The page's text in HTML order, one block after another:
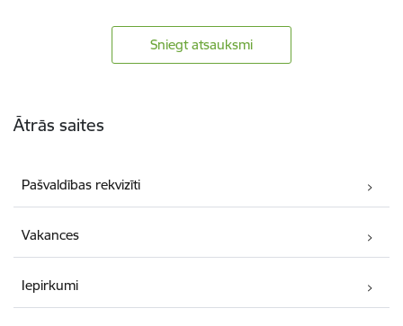
Sniegt atsauksmi
Ātrās saites
Pašvaldības rekvizīti
Vakances
Iepirkumi